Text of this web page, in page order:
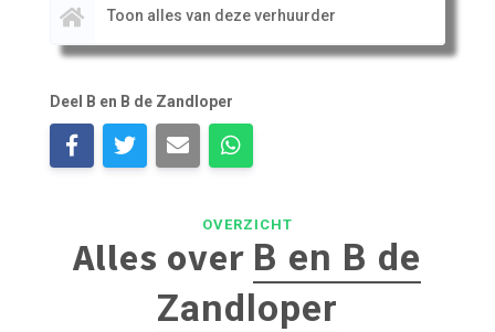
Toon alles van deze verhuurder
Deel B en B de Zandloper
OVERZICHT
Alles over B en B de
Zandloper